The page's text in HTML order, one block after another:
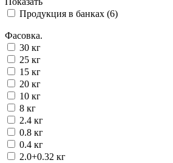
Продукция в банках (6)
Фасовка.
30 кг
25 кг
15 кг
20 кг
10 кг
8 кг
2.4 кг
0.8 кг
0.4 кг
2.0+0.32 кг